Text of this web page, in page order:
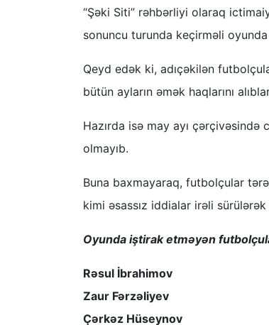
“Şəki Siti” rəhbərliyi olaraq
sonuncu turunda keçirməli
Qeyd edək ki, adıçəkilən
bütün ayların əmək haqlarını
Hazırda isə may ayı
olmayıb.
Buna baxmayaraq, futbolçular
kimi əsassız iddialar irəli
Oyunda iştirak etməyən
Rəsul İbrahimov
Zaur Fərzəliyev
Çərkəz Hüseynov